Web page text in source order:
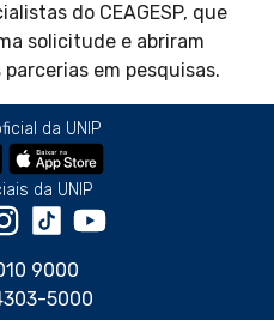
do CEAGESP, que
solicitude e abriram
em pesquisas.
da UNIP
da UNIP
9000
5000